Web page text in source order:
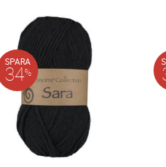
SPARA
34%